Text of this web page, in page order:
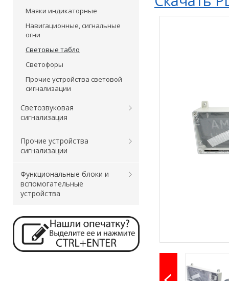
Маяки индикаторные
Навигационные, сигнальные
огни
Световые табло
Светофоры
Прочие устройства световой
сигнализации
Светозвуковая
сигнализация
Прочие устройства
сигнализации
Функциональные блоки и
вспомогательные
устройства